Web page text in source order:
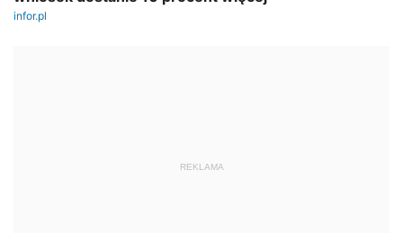
REKLAMA